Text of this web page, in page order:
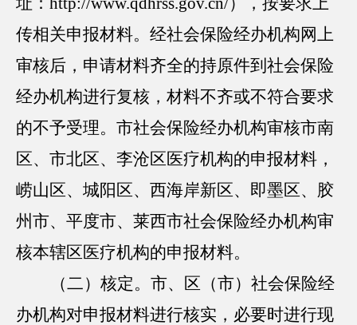
传相关申报材料。经社会保险经办机构网上
审核后，申请材料齐全的持原件到社会保险
经办机构进行复核，材料不齐或不符合要求
的不予受理。市社会保险经办机构审核市南
区、市北区、李沧区医疗机构的申报材料，
崂山区、城阳区、西海岸新区、即墨区、胶
州市、平度市、莱西市社会保险经办机构审
核本辖区医疗机构的申报材料。
（二）核定。市、区（市）社会保险经
办机构对申报材料进行核实，必要时进行现